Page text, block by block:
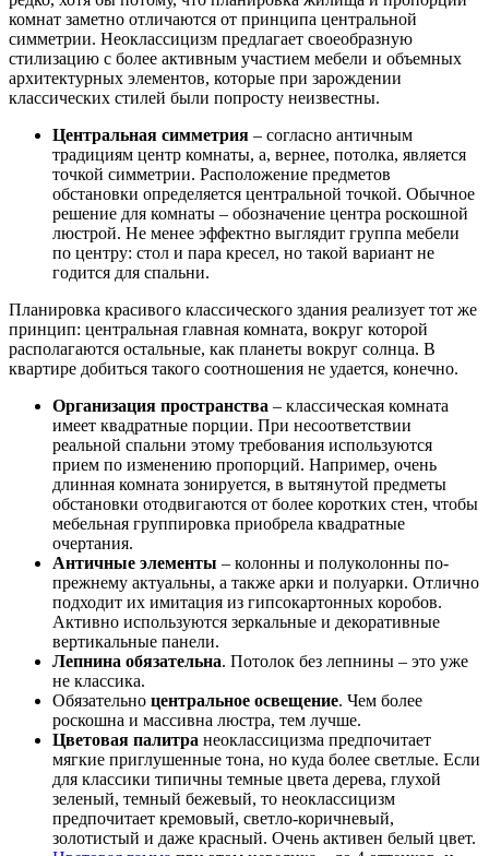
комнат заметно отличаются от принципа центральной
симметрии. Неоклассицизм предлагает своеобразную
стилизацию с более активным участием мебели и объемных
архитектурных элементов, которые при зарождении
классических стилей были попросту неизвестны.
Центральная симметрия – согласно античным
традициям центр комнаты, а, вернее, потолка, является
точкой симметрии. Расположение предметов
обстановки определяется центральной точкой. Обычное
решение для комнаты – обозначение центра роскошной
люстрой. Не менее эффектно выглядит группа мебели
по центру: стол и пара кресел, но такой вариант не
годится для спальни.
Планировка красивого классического здания реализует тот же
принцип: центральная главная комната, вокруг которой
располагаются остальные, как планеты вокруг солнца. В
квартире добиться такого соотношения не удается, конечно.
Организация пространства – классическая комната
имеет квадратные порции. При несоответствии
реальной спальни этому требования используются
прием по изменению пропорций. Например, очень
длинная комната зонируется, в вытянутой предметы
обстановки отодвигаются от более коротких стен, чтобы
мебельная группировка приобрела квадратные
очертания.
Античные элементы – колонны и полуколонны по-
прежнему актуальны, а также арки и полуарки. Отлично
подходит их имитация из гипсокартонных коробов.
Активно используются зеркальные и декоративные
вертикальные панели.
Лепнина обязательна. Потолок без лепнины – это уже
не классика.
Обязательно центральное освещение. Чем более
роскошна и массивна люстра, тем лучше.
Цветовая палитра неоклассицизма предпочитает
мягкие приглушенные тона, но куда более светлые. Если
для классики типичны темные цвета дерева, глухой
зеленый, темный бежевый, то неоклассицизм
предпочитает кремовый, светло-коричневый,
золотистый и даже красный. Очень активен белый цвет.